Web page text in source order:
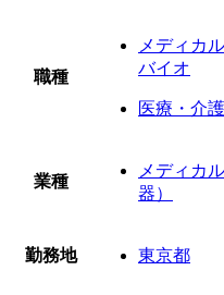
職種
メディカ
バイオ
医療・介
業種
メディカ
器）
勤務地 東京都